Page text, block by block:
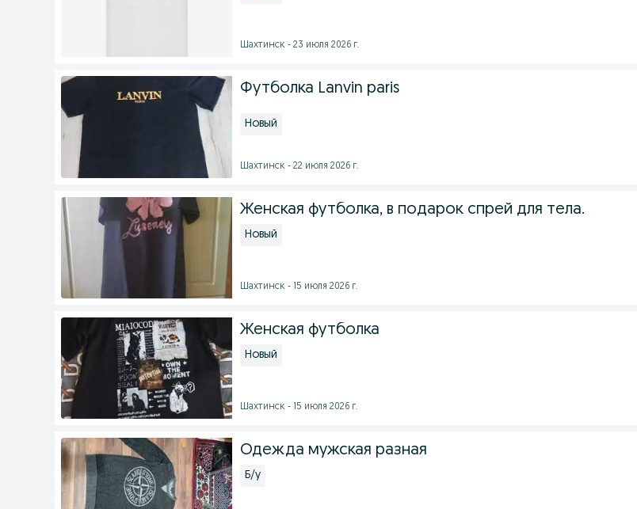
Шахтинск - 23 июля 2026 г.
Футболка Lanvin paris
Новый
Шахтинск - 22 июля 2026 г.
Женская футболка, в подарок спрей для тела.
Новый
Шахтинск - 15 июля 2026 г.
Женская футболка
Новый
Шахтинск - 15 июля 2026 г.
Одежда мужская разная
Б/у